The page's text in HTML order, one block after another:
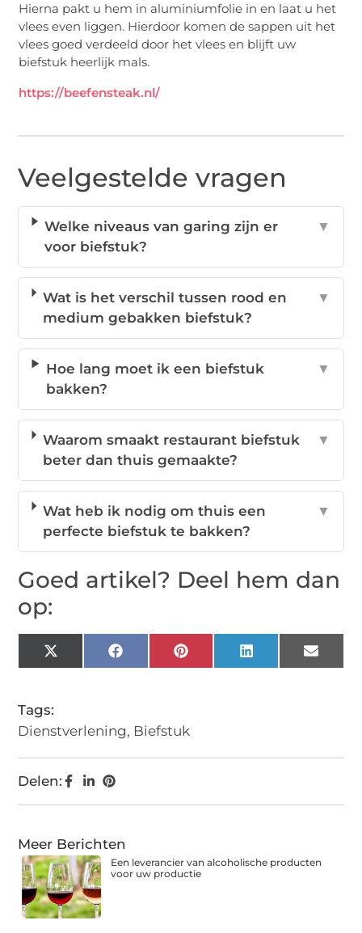
Hierna pakt u hem in aluminiumfolie in en laat u het
vlees even liggen. Hierdoor komen de sappen uit het
vlees goed verdeeld door het vlees en blijft uw
biefstuk heerlijk mals.
https://beefensteak.nl/
Veelgestelde vragen
Welke niveaus van garing zijn er
voor biefstuk?
▼
Wat is het verschil tussen rood en
medium gebakken biefstuk?
▼
Hoe lang moet ik een biefstuk
bakken?
▼
Waarom smaakt restaurant biefstuk
beter dan thuis gemaakte?
▼
Wat heb ik nodig om thuis een
perfecte biefstuk te bakken?
▼
Goed artikel? Deel hem dan
op:
X
(Twitter)
FacebookPinterestLinkedIn Email
Tags:
Dienstverlening, Biefstuk
Delen:
Meer Berichten
Een leverancier van alcoholische producten
voor uw productie